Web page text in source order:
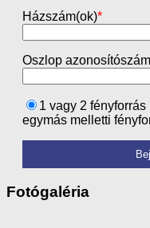
Házszám(ok)*
Oszlop
1 vagy 2
egymás melletti
Fotógaléria